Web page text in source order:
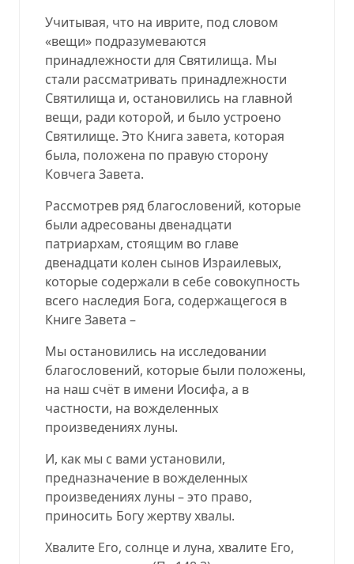
Учитывая, что на иврите, под словом
«вещи» подразумеваются
принадлежности для Святилища. Мы
стали рассматривать принадлежности
Святилища и, остановились на главной
вещи, ради которой, и было устроено
Святилище. Это Книга завета, которая
была, положена по правую сторону
Ковчега Завета.
Рассмотрев ряд благословений, которые
были адресованы двенадцати
патриархам, стоящим во главе
двенадцати колен сынов Израилевых,
которые содержали в себе совокупность
всего наследия Бога, содержащегося в
Книге Завета –
Мы остановились на исследовании
благословений, которые были положены,
на наш счёт в имени Иосифа, а в
частности, на вожделенных
произведениях луны.
И, как мы с вами установили,
предназначение в вожделенных
произведениях луны – это право,
приносить Богу жертву хвалы.
Хвалите Его, солнце и луна, хвалите Его,